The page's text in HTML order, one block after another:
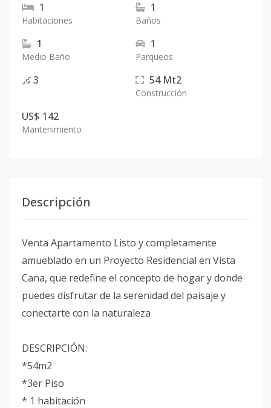
1
Habitaciones
1
Baños
1
Medio Baño
1
Parqueos
3 54 Mt2
Construcción
US$ 142
Mantenimiento
Descripción
Venta Apartamento Listo y completamente
amueblado en un Proyecto Residencial en Vista
Cana, que redefine el concepto de hogar y donde
puedes disfrutar de la serenidad del paisaje y
conectarte con la naturaleza
DESCRIPCIÓN:
*54m2
*3er Piso
* 1 habitación